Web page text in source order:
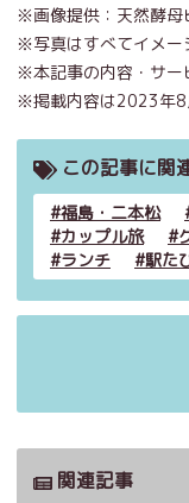
※画像提供：天然酵
※写真はすべてイメー
※本記事の内容・サー
※掲載内容は2023年8
この記事に関
福島・二本松
カップル旅
ランチ
駅た
関連記事